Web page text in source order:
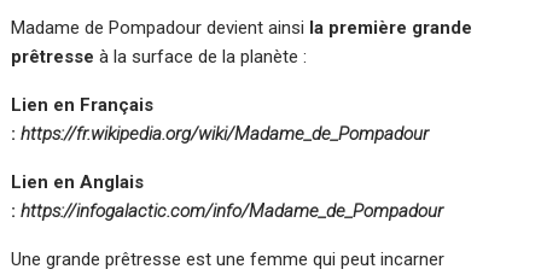
Madame de Pompadour devient ainsi la première grande
prêtresse à la surface de la planète :
Lien en Français
: https://fr.wikipedia.org/wiki/Madame_de_Pompadour
Lien en Anglais
: https://infogalactic.com/info/Madame_de_Pompadour
Une grande prêtresse est une femme qui peut incarner